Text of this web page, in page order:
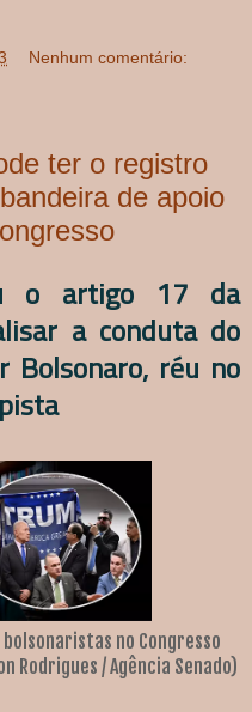
Nenhum comentário:
ter o registro
de apoio
o artigo 17 da
a conduta do
Bolsonaro, réu no
no Congresso
Rodrigues / Agência Senado)